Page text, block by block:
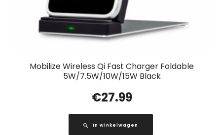
Mobilize Wireless Qi Fast Charger Foldable
5W/7.5W/10W/15W Black
€27.99
In winkelwagen